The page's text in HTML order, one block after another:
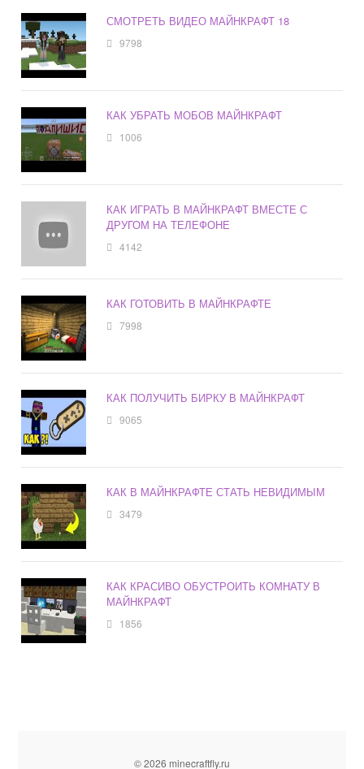
СМОТРЕТЬ ВИДЕО МАЙНКРАФТ 18
9798
КАК УБРАТЬ МОБОВ МАЙНКРАФТ
1006
КАК ИГРАТЬ В МАЙНКРАФТ ВМЕСТЕ С
ДРУГОМ НА ТЕЛЕФОНЕ
4142
КАК ГОТОВИТЬ В МАЙНКРАФТЕ
7998
КАК ПОЛУЧИТЬ БИРКУ В МАЙНКРАФТ
9065
КАК В МАЙНКРАФТЕ СТАТЬ НЕВИДИМЫМ
3479
КАК КРАСИВО ОБУСТРОИТЬ КОМНАТУ В
МАЙНКРАФТ
1856
© 2026 minecraftfly.ru